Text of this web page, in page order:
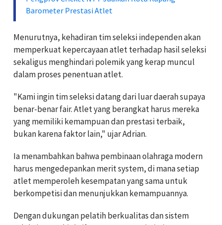
Barometer Prestasi Atlet
Menurutnya, kehadiran tim seleksi independen akan
memperkuat kepercayaan atlet terhadap hasil seleksi
sekaligus menghindari polemik yang kerap muncul
dalam proses penentuan atlet.
"Kami ingin tim seleksi datang dari luar daerah supaya
benar-benar fair. Atlet yang berangkat harus mereka
yang memiliki kemampuan dan prestasi terbaik,
bukan karena faktor lain," ujar Adrian.
Ia menambahkan bahwa pembinaan olahraga modern
harus mengedepankan merit system, di mana setiap
atlet memperoleh kesempatan yang sama untuk
berkompetisi dan menunjukkan kemampuannya.
Dengan dukungan pelatih berkualitas dan sistem